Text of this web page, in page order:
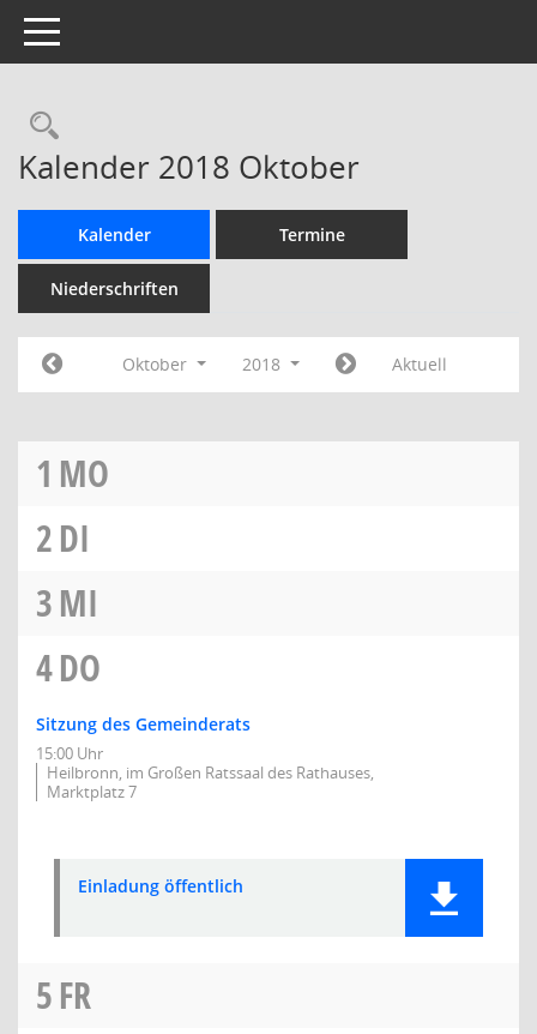
Toggle navigation
Rechercheauswahl
Kalender 2018 Oktober
Kalender Termine
Niederschriften
Oktober 2018 Aktuell
1 MO
2DI
3MI
4DO
Sitzung des Gemeinderats
15:00 Uhr
Heilbronn, im Großen Ratssaal des Rathauses,
Marktplatz 7
Einladung öffentlich
5FR